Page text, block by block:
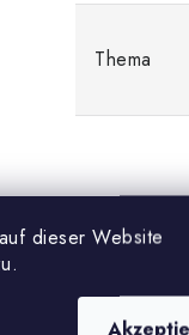
dieser Website
Thema